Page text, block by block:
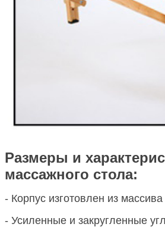
Размеры и
массажного стола:
- Корпус изготовлен из массива
- Усиленные и закругленные